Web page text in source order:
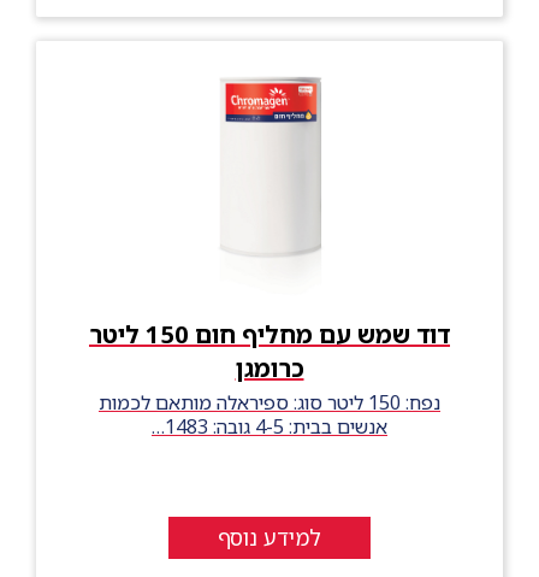
דוד שמש עם מחליף חום 150 ליטר
כרומגן
נפח: 150 ליטר סוג: ספיראלה מותאם לכמות
אנשים בבית: 4-5 גובה: 1483…
למידע נוסף